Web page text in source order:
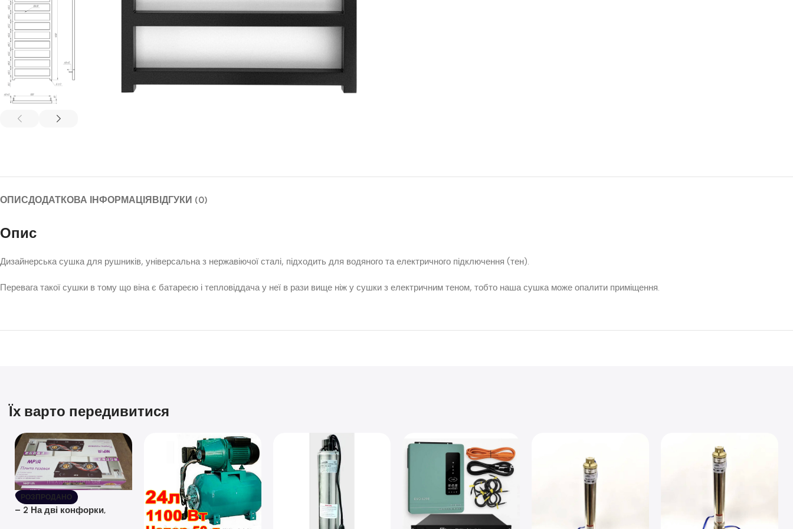
ОПИСДОДАТКОВА ІНФОРМАЦІЯВІДГУКИ (0)
Опис
Дизайнерська сушка для рушників, універсальна з нержавіючої сталі, підходить для водяного та електричного підключення (тен).
Перевага такої сушки в тому що віна є батареєю і тепловіддача у неї в рази вище ніж у сушки з електричним теном, тобто наша сушка може опалити приміщення.
Їх варто передивитися
РОЗПРОДАНО
– 2 На дві конфорки,